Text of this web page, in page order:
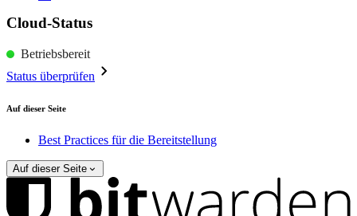
Cloud-Status
Betriebsbereit
Status überprüfen
Auf dieser Seite
Best Practices für die Bereitstellung
Auf dieser Seite